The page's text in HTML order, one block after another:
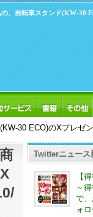
、自転車スタンド(KW-30
30 ECO)のXプレゼ
Twitterニュース
【
～
で
ォ